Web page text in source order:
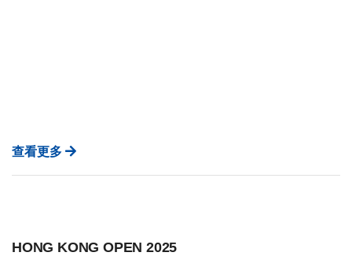
查看更多
HONG KONG OPEN 2025